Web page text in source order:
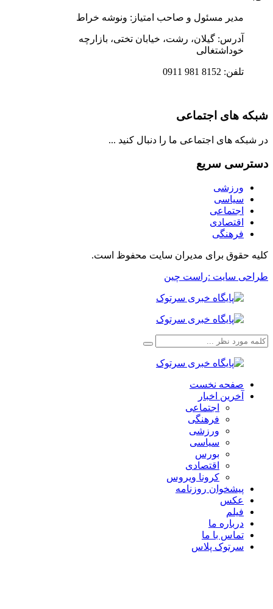
مدیر مسئول و صاحب امتیاز: ونوشه خراط
آدرس: گیلان، رشت، خیابان تختی، بازارچه
خوداشتغالی
تلفن: 8152 981 0911
شبکه های اجتماعی
در شبکه های اجتماعی ما را دنبال کنید ...
دسترسی سریع
ورزشی
سیاسی
اجتماعی
اقتصادی
فرهنگی
کلیه حقوق برای مدیران سایت محفوظ است.
طراحی سایت :راست چین
صفحه نخست
آخرین اخبار
اجتماعی
فرهنگی
ورزشی
سیاسی
بورس
اقتصادی
کرونا ویروس
پیشخوان روزنامه
عکس
فیلم
درباره ما
تماس با ما
سرتوک پلاس